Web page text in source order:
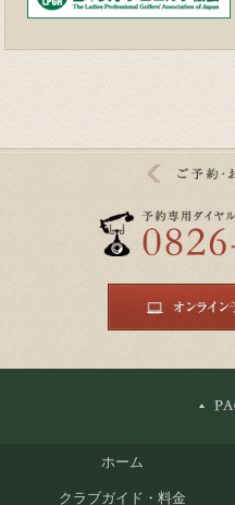
ホーム
クラブガイド・料金